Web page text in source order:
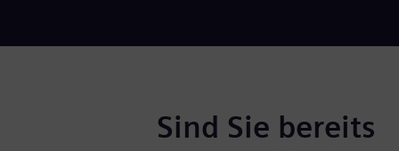
Sind Sie bereits